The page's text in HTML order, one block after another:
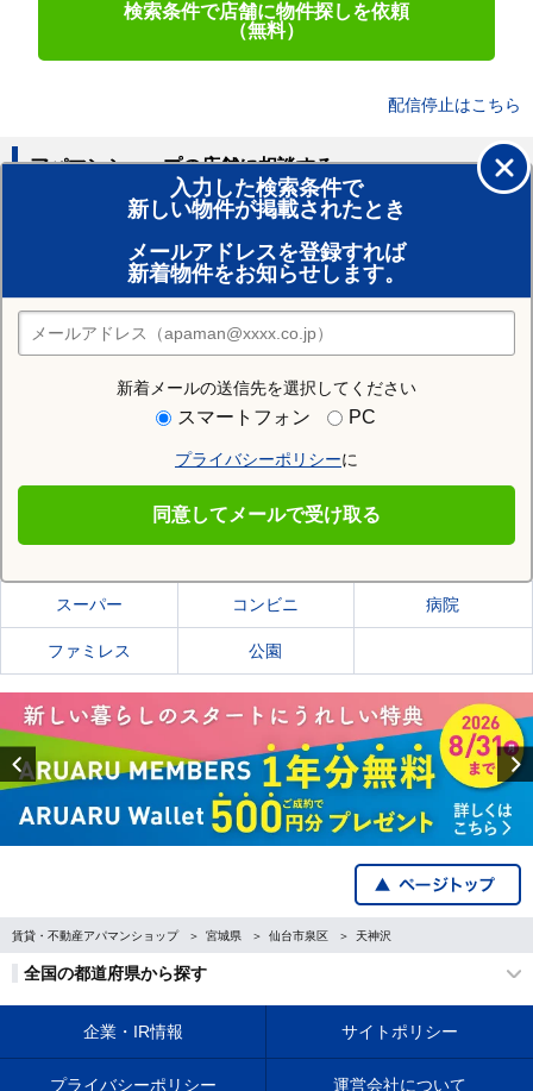
検索条件で店舗に物件探しを依頼
（無料）
配信停止はこちら
入力した検索条件で
新しい物件が掲載されたとき
メールアドレスを登録すれば
新着物件をお知らせします。
新着メールの送信先を選択してください
スマートフォン PC
プライバシーポリシーに
同意してメールで受け取る
アパマンショップの店舗に相談する
賃貸のプロがお部屋探し！
おまかせ物件リクエスト
住みたい街の店舗を探す
店舗検索
住む街研究所で仙台市泉区の情報を見る
仙台市泉区の施設一覧
スーパー コンビニ 病院
ファミレス 公園
Previous
賃貸・不動産アパマンショップ 宮城県 仙台市泉区 天神沢
全国の都道府県から探す
企業・IR情報 サイトポリシー
プライバシーポリシー 運営会社について